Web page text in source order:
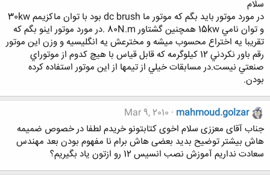
سلام
در مورد موتور بايد بگم كه موتور ما dc brush بود با توان ماكزيمم 30kw
و توان نامي 15kw همچنين گشتاور 80N.m .در مورد موتور اينو بگم كه
تقريبا يه اختراع محسوب ميشه و مخترعش يه انگليسيه و وزن اين موتور
رقم باور نكردني 12 كيلوگرمه كه قابل قياس با هيچ كدوم از موتوراي
صنعتي نيست.در مسابقات خيلي از تيمها از اين موتور استفاده كرده
بودن.
mahmoud.golzar
Mar 9, 2010
جناب آقای معززی سلام اخوی کتابتونو خریدم لطفا در خصوص ضمیمه
هاش بیشتر توضیح بدید بعضی هاش برام نا مفهوم بودن بعد مهندس
سعادت نداریم آموزش نصب انسیس 12 رو ازتون یاد بگیریم؟